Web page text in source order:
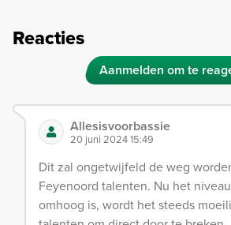
Reacties
Aanmelden om te
Allesisvoorbassie
20 juni 2024 15:49
Dit zal ongetwijfeld de weg
Feyenoord talenten. Nu het
omhoog is, wordt het steeds